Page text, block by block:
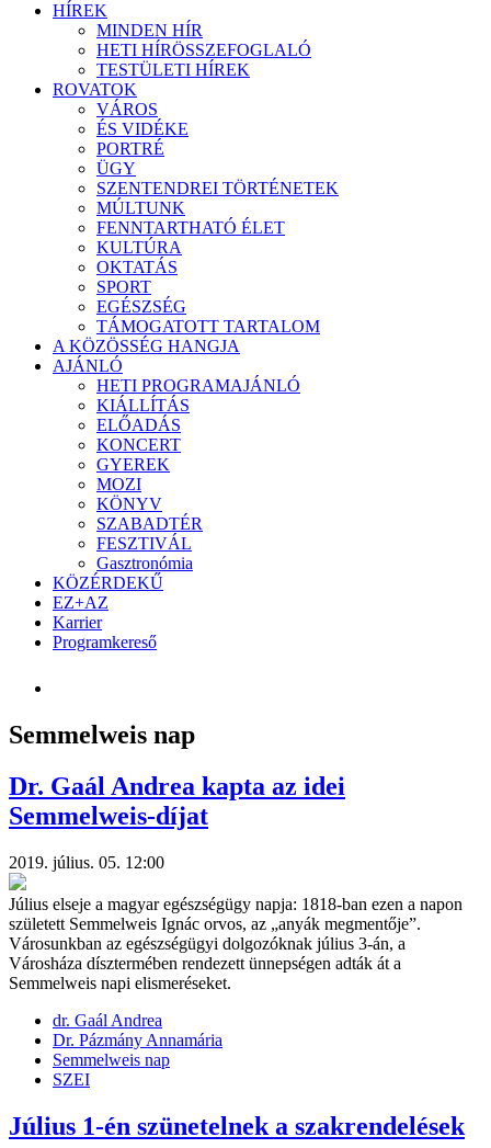
HÍREK
MINDEN HÍR
HETI HÍRÖSSZEFOGLALÓ
TESTÜLETI HÍREK
ROVATOK
VÁROS
ÉS VIDÉKE
PORTRÉ
ÜGY
SZENTENDREI TÖRTÉNETEK
MÚLTUNK
FENNTARTHATÓ ÉLET
KULTÚRA
OKTATÁS
SPORT
EGÉSZSÉG
TÁMOGATOTT TARTALOM
A KÖZÖSSÉG HANGJA
AJÁNLÓ
HETI PROGRAMAJÁNLÓ
KIÁLLÍTÁS
ELŐADÁS
KONCERT
GYEREK
MOZI
KÖNYV
SZABADTÉR
FESZTIVÁL
Gasztronómia
KÖZÉRDEKŰ
EZ+AZ
Karrier
Programkereső
Semmelweis nap
Dr. Gaál Andrea kapta az idei
Semmelweis-díjat
2019. július. 05. 12:00
Július elseje a magyar egészségügy napja: 1818-ban ezen a napon
született Semmelweis Ignác orvos, az „anyák megmentője”.
Városunkban az egészségügyi dolgozóknak július 3-án, a
Városháza dísztermében rendezett ünnepségen adták át a
Semmelweis napi elismeréseket.
dr. Gaál Andrea
Dr. Pázmány Annamária
Semmelweis nap
SZEI
Július 1-én szünetelnek a szakrendelések